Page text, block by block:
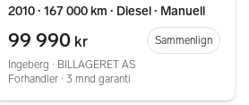
2010 ∙ 167 000 km ∙ Diesel ∙ Manuell
99 990 kr
Sammenlign
Ingeberg ∙ BILLAGERET AS
Forhandler ∙ 3 mnd garanti